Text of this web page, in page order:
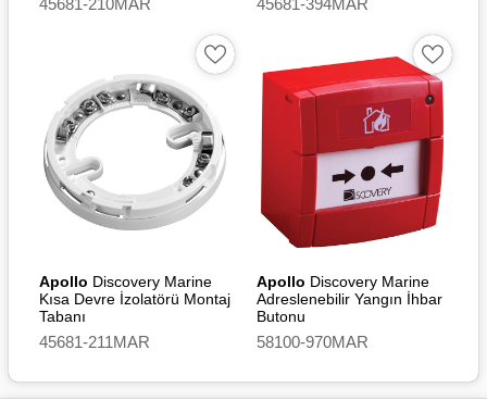
45681-210MAR 45681-394MAR
Apollo Discovery Marine
Kısa Devre İzolatörü Montaj
Tabanı
45681-211MAR
Apollo Discovery Marine
Adreslenebilir Yangın İhbar
Butonu
58100-970MAR